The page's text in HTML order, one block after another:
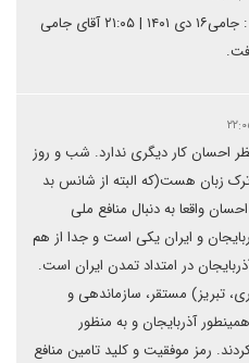
در پاسخ : جامی۱۶ دی ۱۴۰۱ | ۲۱:۰۵ آقای جامی
احسان کار دیگری ندارد. شب و روز
زبان هست(که البته از شانس بد
واقعا به دنبال منافع ملی
و ایران یکی است و جدا از هم
در امتداد تمدن ایران است.
تبریز) مستقر، سازماندهی و
آذربایجان و به منظور
رمز موفقیت و کلید تامین منافع